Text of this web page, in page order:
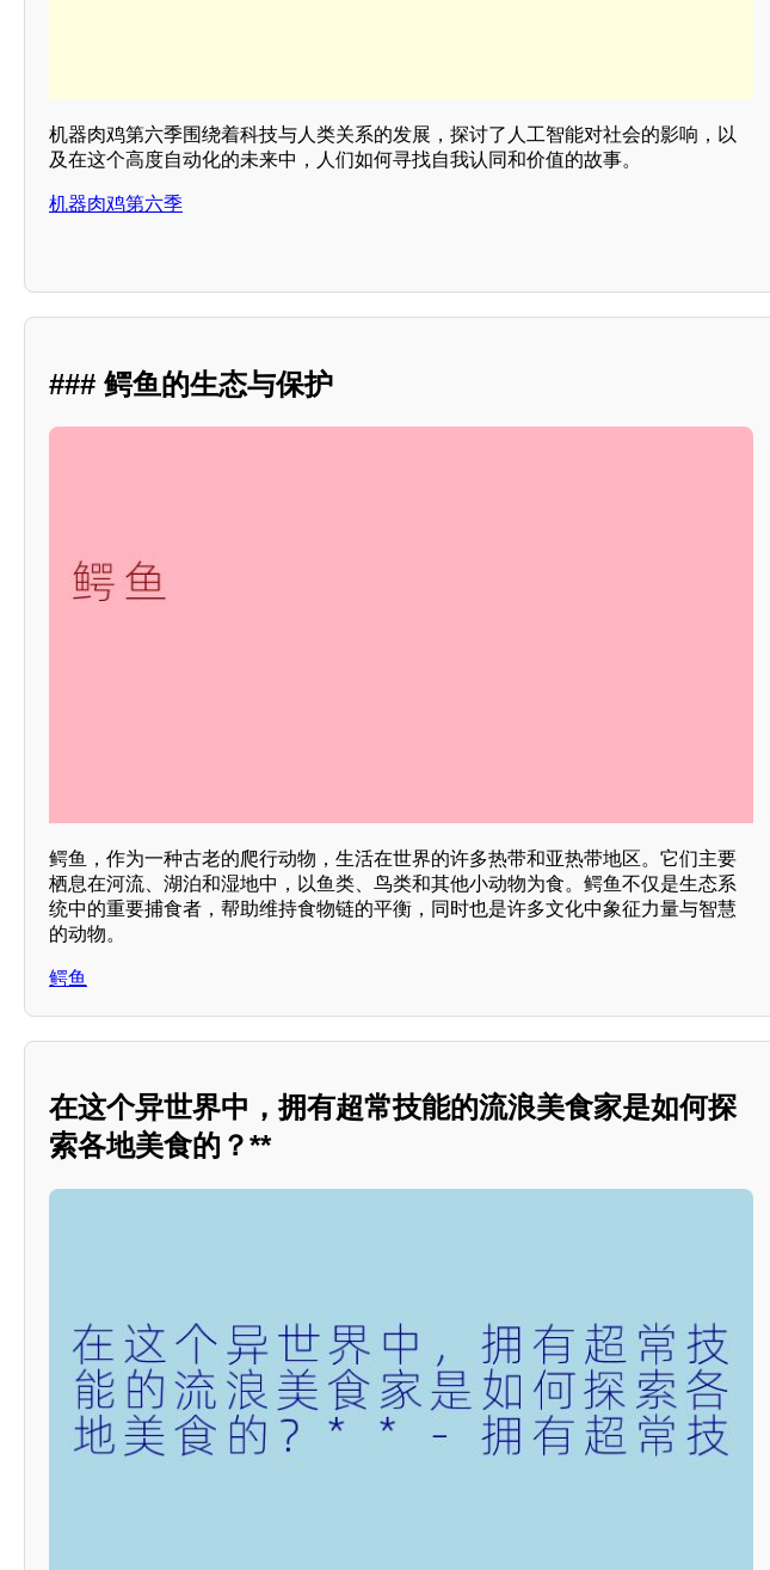
机器肉鸡第六季围绕着科技与人类关系的发展，探讨了人工智能对社会的影响，以
及在这个高度自动化的未来中，人们如何寻找自我认同和价值的故事。
机器肉鸡第六季
### 鳄鱼的生态与保护
鳄鱼，作为一种古老的爬行动物，生活在世界的许多热带和亚热带地区。它们主要
栖息在河流、湖泊和湿地中，以鱼类、鸟类和其他小动物为食。鳄鱼不仅是生态系
统中的重要捕食者，帮助维持食物链的平衡，同时也是许多文化中象征力量与智慧
的动物。
鳄鱼
在这个异世界中，拥有超常技能的流浪美食家是如何探
索各地美食的？**